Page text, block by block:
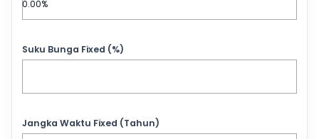
Suku Bunga Fixed (%)
Jangka Waktu Fixed (Tahun)